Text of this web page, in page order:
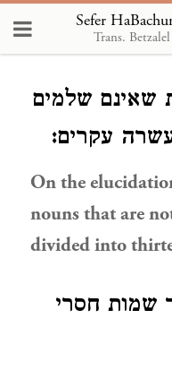
Trans.
שאינם שלמים
עקרים:
On the
nouns that are
divided into
שמות חסרי